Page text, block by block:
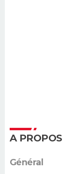
A PROPOS
Général